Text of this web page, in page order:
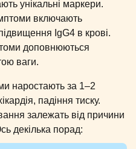
унікальні маркери.
включають
IgG4 в крові.
доповнюються
ваги.
наростають за 1–2
падіння тиску.
залежать від причини
декілька порад: